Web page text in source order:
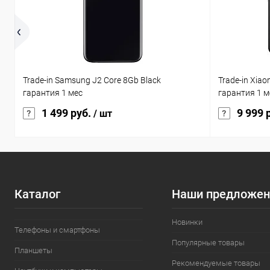
Trade-in Samsung J2 Core 8Gb Black
гарантия 1 мес
1 499 руб. / шт
Trade-in
гарантия 1
9 999
Каталог
Телефоны и смартфоны
Планшеты
Наши
Новинки
Популярные товары
Рекомендуемые товары